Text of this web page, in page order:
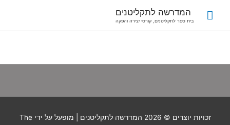
המדרשה לתקליטנים
בית ספר לתקליטנים, קורסי יצירה והפקה
זכויות יוצרים © 2026 המדרשה לתקליטנים
| מופעל על ידי The